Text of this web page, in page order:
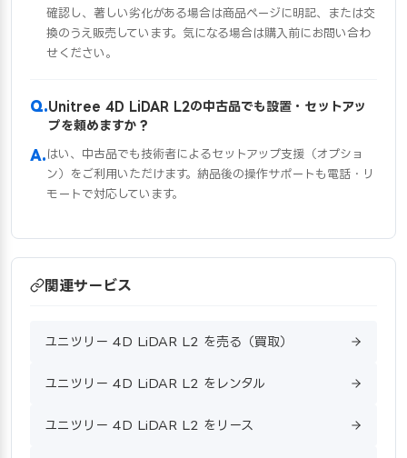
確認し、著しい劣化がある場合は商品ページに明記、または交
換のうえ販売しています。気になる場合は購入前にお問い合わ
せください。
Unitree 4D LiDAR L2の中古品でも設置・セットアッ
プを頼めますか？
はい、中古品でも技術者によるセットアップ支援（オプショ
ン）をご利用いただけます。納品後の操作サポートも電話・リ
モートで対応しています。
関連サービス
ユニツリー 4D LiDAR L2 を売る（買取）
ユニツリー 4D LiDAR L2 をレンタル
ユニツリー 4D LiDAR L2 をリース